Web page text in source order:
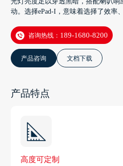
动。选择ePad-I，意味着选择了效率
咨询热线： 189-1680-8200
产品咨询 文档下载
产品特点
高度可定制